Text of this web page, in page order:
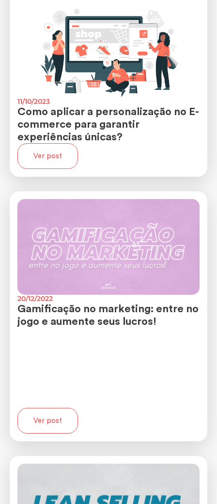
11/10/2023
Como aplicar a personalização no E-
commerce para garantir
experiências únicas?
Ver post
20/12/2022
Gamificação no marketing: entre no
jogo e aumente seus lucros!
Ver post